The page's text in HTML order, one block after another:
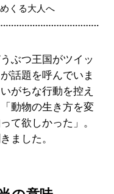
くる大人へ
ぶつ王国がツイッ
話題を呼んでいま
がちな行動を控え
動物の生き方を変
て欲しかった」。
ました。